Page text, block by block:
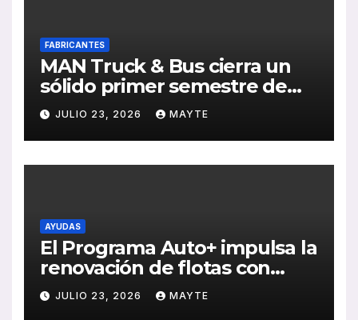
FABRICANTES
MAN Truck & Bus cierra un
sólido primer semestre de
2026 con crecimiento en
ventas, pedidos y
rentabilidad
JULIO 23, 2026 MAYTE
AYUDAS
El Programa Auto+ impulsa la
renovación de flotas con
ayudas a vehículos eléctricos
ligeros
JULIO 23, 2026 MAYTE